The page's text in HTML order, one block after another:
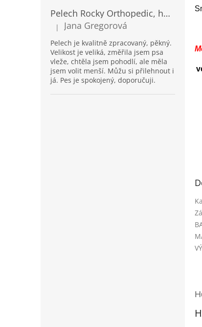
Pelech Rocky Orthopedic, hnědý
Hodnocení produktu je 5 z 5 hvězdiček.
| Jana Gregorová
Pelech je kvalitně zpracovaný, pěkný.
Velikost je veliká, změřila jsem psa
vleže, chtěla jsem pohodlí, ale měla
jsem volit menší. Můžu si přilehnout i
já. Pes je spokojený, doporučuji.